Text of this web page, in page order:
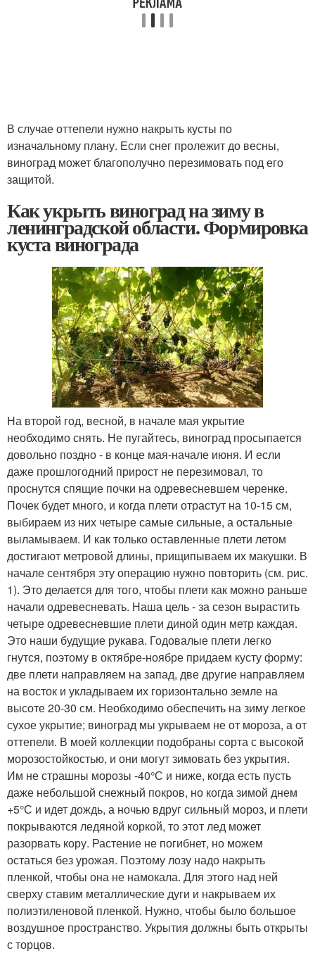
В случае оттепели нужно накрыть кусты по
изначальному плану. Если снег пролежит до весны,
виноград может благополучно перезимовать под его
защитой.
Как укрыть виноград на зиму в
ленинградской области. Формировка
куста винограда
На второй год, весной, в начале мая укрытие
необходимо снять. Не пугайтесь, виноград просыпается
довольно поздно - в конце мая-начале июня. И если
даже прошлогодний прирост не перезимовал, то
проснутся спящие почки на одревесневшем черенке.
Почек будет много, и когда плети отрастут на 10-15 см,
выбираем из них четыре самые сильные, а остальные
выламываем. И как только оставленные плети летом
достигают метровой длины, прищипываем их макушки. В
начале сентября эту операцию нужно повторить (см. рис.
1). Это делается для того, чтобы плети как можно раньше
начали одревесневать. Наша цель - за сезон вырастить
четыре одревесневшие плети диной один метр каждая.
Это наши будущие рукава. Годовалые плети легко
гнутся, поэтому в октябре-ноябре придаем кусту форму:
две плети направляем на запад, две другие направляем
на восток и укладываем их горизонтально земле на
высоте 20-30 см. Необходимо обеспечить на зиму легкое
сухое укрытие; виноград мы укрываем не от мороза, а от
оттепели. В моей коллекции подобраны сорта с высокой
морозостойкостью, и они могут зимовать без укрытия.
Им не страшны морозы -40°С и ниже, когда есть пусть
даже небольшой снежный покров, но когда зимой днем
+5°С и идет дождь, а ночью вдруг сильный мороз, и плети
покрываются ледяной коркой, то этот лед может
разорвать кору. Растение не погибнет, но можем
остаться без урожая. Поэтому лозу надо накрыть
пленкой, чтобы она не намокала. Для этого над ней
сверху ставим металлические дуги и накрываем их
полиэтиленовой пленкой. Нужно, чтобы было большое
воздушное пространство. Укрытия должны быть открыты
с торцов.